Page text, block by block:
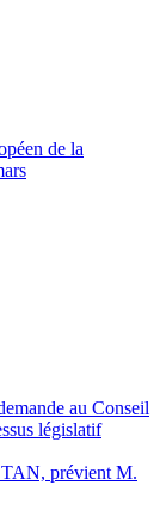
de la
au Conseil
législatif
prévient M.